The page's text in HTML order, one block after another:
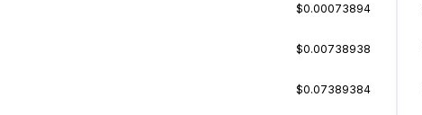
$0.00073894
$0.00738938
$0.07389384